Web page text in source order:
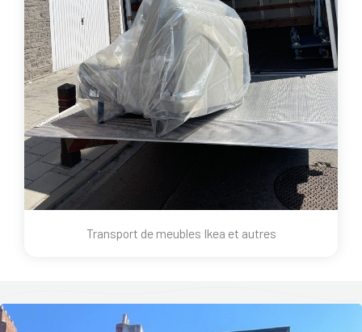
Transport de meubles Ikea et autres